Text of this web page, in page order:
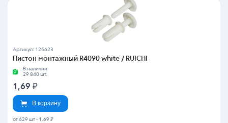
Артикул: 125623
Пистон монтажный R4090 white / RUICHI
В наличии
29 840 шт.
1,69 ₽
В корзину
от 629 шт - 1.69 ₽